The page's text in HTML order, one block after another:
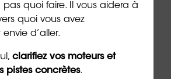
pas quoi faire. Il vous aidera à
quoi vous avez
d’aller.
clarifiez vos moteurs et
pistes concrètes.